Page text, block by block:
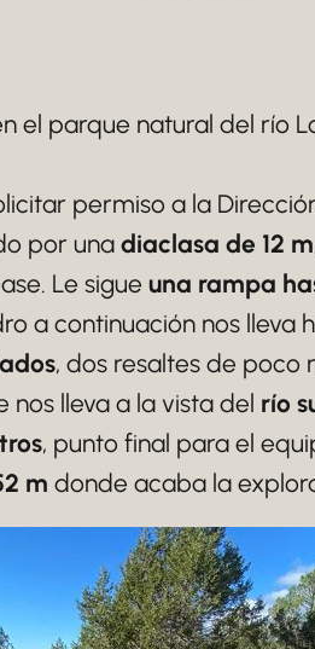
el parque natural del río
permiso a la
por unadiaclasa de 12 m
Le sigue una rampa
a continuación nos lleva
, dos resaltes de poco
lleva a la vista del río
, punto final para el
m donde acaba la